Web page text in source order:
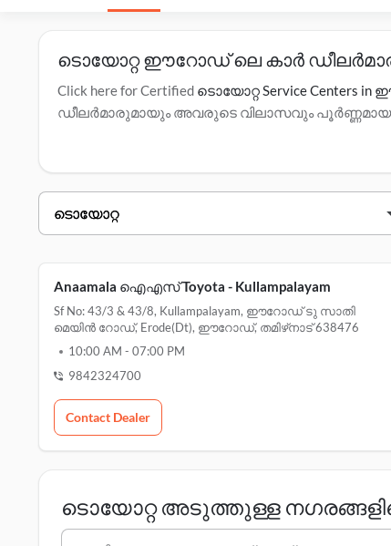
ടൊയോറ്റ ഈറോഡ് ലെ കാർ
Click here for Certified ടൊയോറ്റ Service Centers
ഡീലർമാരുമായും അവരുടെ വിലാസവും പൂർണ്ണമായ
ഡീലറുടെ പേര്
അനാമലൈസ് ടൊയോട്ട - nanjiyampalayam
Anaamala ഐഎസ് Toyota - Kullampalayam
Sf No: 43/3 & 43/8, Kullampalayam, ഈറോഡ് ടു സാതി
മെയിൻ റോഡ്, Erode(dt), ഈറോഡ്, തമിഴ്‌നാട് 638476
10:00 AM - 07:00 PM
9842324700
Contact Dealer
ടൊയോറ്റ അടുത്തുള്ള